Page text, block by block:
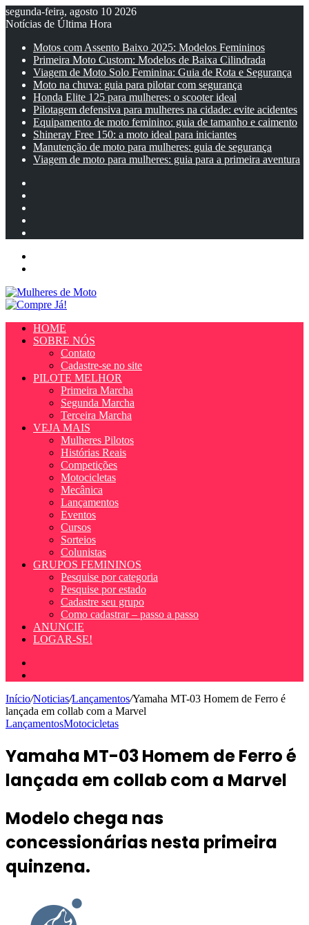
segunda-feira, agosto 10 2026
Notícias de Última Hora
Motos com Assento Baixo 2025: Modelos Femininos
Primeira Moto Custom: Modelos de Baixa Cilindrada
Viagem de Moto Solo Feminina: Guia de Rota e Segurança
Moto na chuva: guia para pilotar com segurança
Honda Elite 125 para mulheres: o scooter ideal
Pilotagem defensiva para mulheres na cidade: evite acidentes
Equipamento de moto feminino: guia de tamanho e caimento
Shineray Free 150: a moto ideal para iniciantes
Manutenção de moto para mulheres: guia de segurança
Viagem de moto para mulheres: guia para a primeira aventura
HOME
SOBRE NÓS
Contato
Cadastre-se no site
PILOTE MELHOR
Primeira Marcha
Segunda Marcha
Terceira Marcha
VEJA MAIS
Mulheres Pilotos
Histórias Reais
Competições
Motocicletas
Mecânica
Lançamentos
Eventos
Cursos
Sorteios
Colunistas
GRUPOS FEMININOS
Pesquise por categoria
Pesquise por estado
Cadastre seu grupo
Como cadastrar – passo a passo
ANUNCIE
LOGAR-SE!
Início/Noticias/Lançamentos/Yamaha MT-03 Homem de Ferro é
lançada em collab com a Marvel
LançamentosMotocicletas
Yamaha MT-03 Homem de Ferro é
lançada em collab com a Marvel
Modelo chega nas
concessionárias nesta primeira
quinzena.